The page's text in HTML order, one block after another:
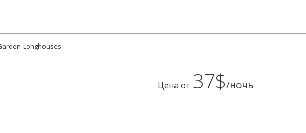
Longhouses
Цена от 37$/ночь